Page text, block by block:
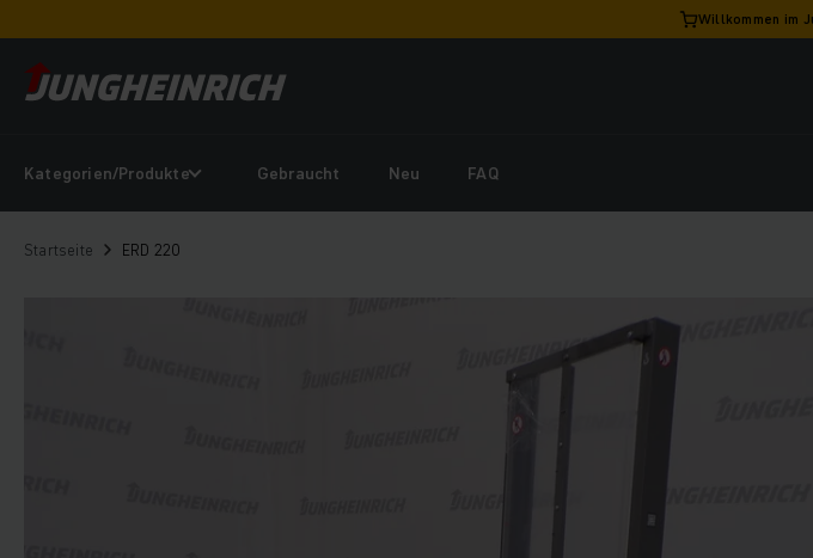
Willkommen im
Kategorien/Produkte Gebraucht Neu FAQ
Startseite ERD 220